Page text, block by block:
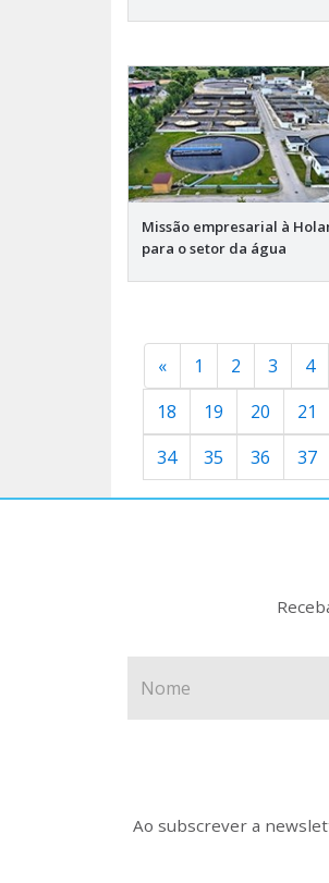
Missão empresarial à
para o setor da água
« 1 2 3 4
18
19 20 21
34
35 36 37
Ao subscrever a